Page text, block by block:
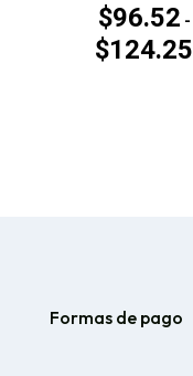
$96.52 -
$124.25
Formas de pago